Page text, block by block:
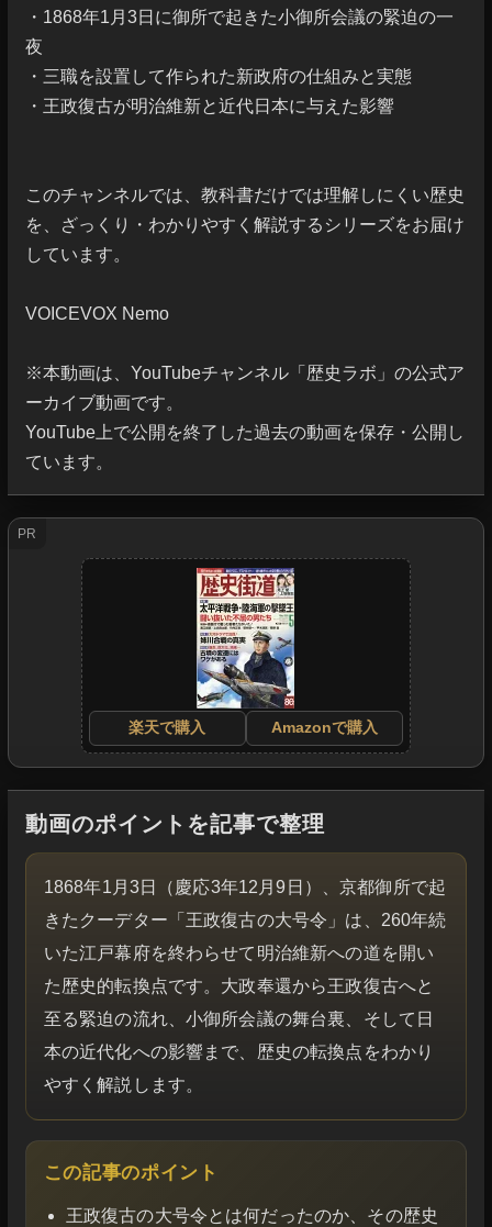
・1868年1月3日に御所で起きた小御所会議の緊迫の一
夜
・三職を設置して作られた新政府の仕組みと実態
・王政復古が明治維新と近代日本に与えた影響
このチャンネルでは、教科書だけでは理解しにくい歴史
を、ざっくり・わかりやすく解説するシリーズをお届け
しています。
VOICEVOX Nemo
※本動画は、YouTubeチャンネル「歴史ラボ」の公式ア
ーカイブ動画です。
YouTube上で公開を終了した過去の動画を保存・公開し
ています。
PR
楽天で購入 Amazonで購入
動画のポイントを記事で整理
1868年1月3日（慶応3年12月9日）、京都御所で起
きたクーデター「王政復古の大号令」は、260年続
いた江戸幕府を終わらせて明治維新への道を開い
た歴史的転換点です。大政奉還から王政復古へと
至る緊迫の流れ、小御所会議の舞台裏、そして日
本の近代化への影響まで、歴史の転換点をわかり
やすく解説します。
この記事のポイント
王政復古の大号令とは何だったのか、その歴史